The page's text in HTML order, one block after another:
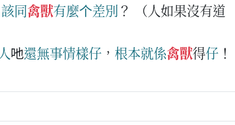
該同禽獸有麼个差別？
（人如果沒有道
人吔還無事情樣仔 ， 根本就係禽獸得仔 ！